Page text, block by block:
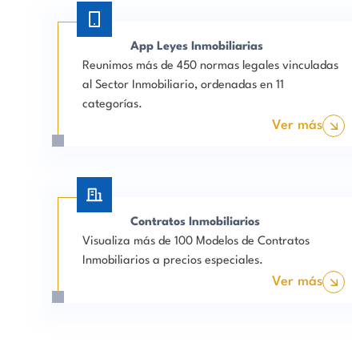
App Leyes Inmobiliarias
Reunimos más de 450 normas legales vinculadas
al Sector Inmobiliario, ordenadas en 11
categorías.
Ver más
Contratos Inmobiliarios
Visualiza más de 100 Modelos de Contratos
Inmobiliarios a precios especiales.
Ver más